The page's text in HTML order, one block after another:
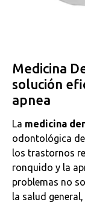
Medicina
solución
apnea
La medicina
odontológica
los trastornos
ronquido y la
problemas no
la salud